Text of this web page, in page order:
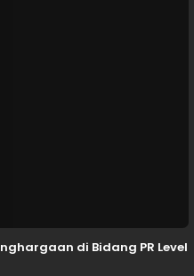
di Bidang PR Level